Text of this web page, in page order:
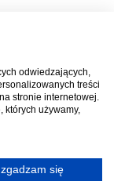
odwiedzających,
treści
stronie internetowej.
których używamy,
zgadzam się